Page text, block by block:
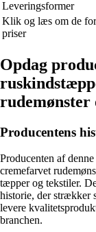
Leveringsformer
Klik og læs om de
priser
Opdag
rudemønster
Producentens
Producenten af
cremefarvet
tæpper og tekstiler.
historie, der strækker
levere
branchen.